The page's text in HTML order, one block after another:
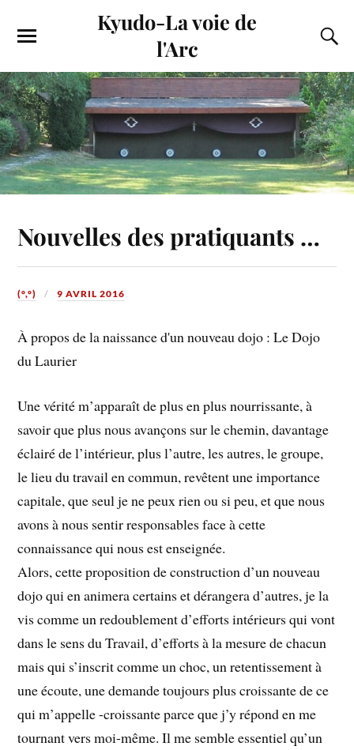
Kyudo-La voie de
l'Arc
Nouvelles des pratiquants …
(°,°) 9 AVRIL 2016
À propos de la naissance d'un nouveau dojo : Le Dojo
du Laurier
Une vérité m’apparaît de plus en plus nourrissante, à
savoir que plus nous avançons sur le chemin, davantage
éclairé de l’intérieur, plus l’autre, les autres, le groupe,
le lieu du travail en commun, revêtent une importance
capitale, que seul je ne peux rien ou si peu, et que nous
avons à nous sentir responsables face à cette
connaissance qui nous est enseignée.
Alors, cette proposition de construction d’un nouveau
dojo qui en animera certains et dérangera d’autres, je la
vis comme un redoublement d’efforts intérieurs qui vont
dans le sens du Travail, d’efforts à la mesure de chacun
mais qui s’inscrit comme un choc, un retentissement à
une écoute, une demande toujours plus croissante de ce
qui m’appelle -croissante parce que j’y répond en me
tournant vers moi-même. Il me semble essentiel qu’un